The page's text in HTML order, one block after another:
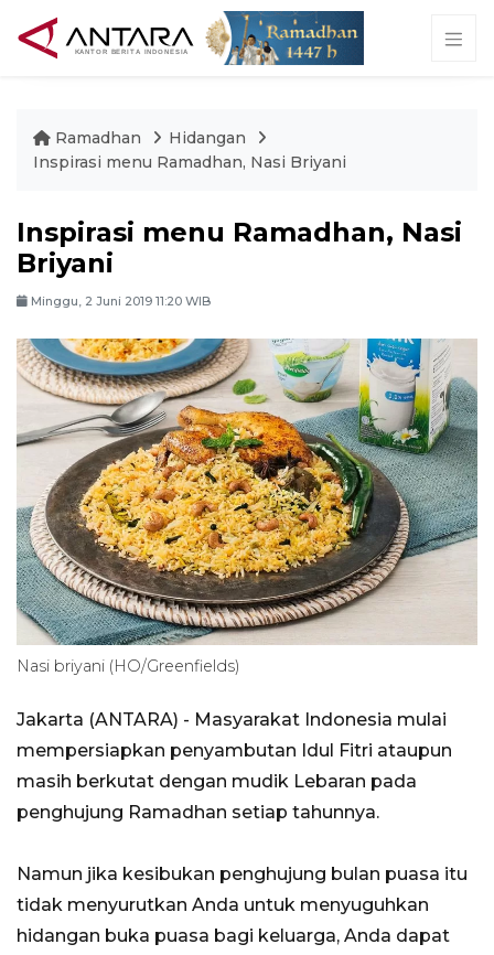
Ramadhan
Hidangan
Inspirasi menu Ramadhan, Nasi Briyani
Inspirasi menu Ramadhan, Nasi
Briyani
Minggu, 2 Juni 2019 11:20 WIB
Nasi briyani (HO/Greenfields)
Jakarta (ANTARA) - Masyarakat Indonesia mulai
mempersiapkan penyambutan Idul Fitri ataupun
masih berkutat dengan mudik Lebaran pada
penghujung Ramadhan setiap tahunnya.
Namun jika kesibukan penghujung bulan puasa itu
tidak menyurutkan Anda untuk menyuguhkan
hidangan buka puasa bagi keluarga, Anda dapat